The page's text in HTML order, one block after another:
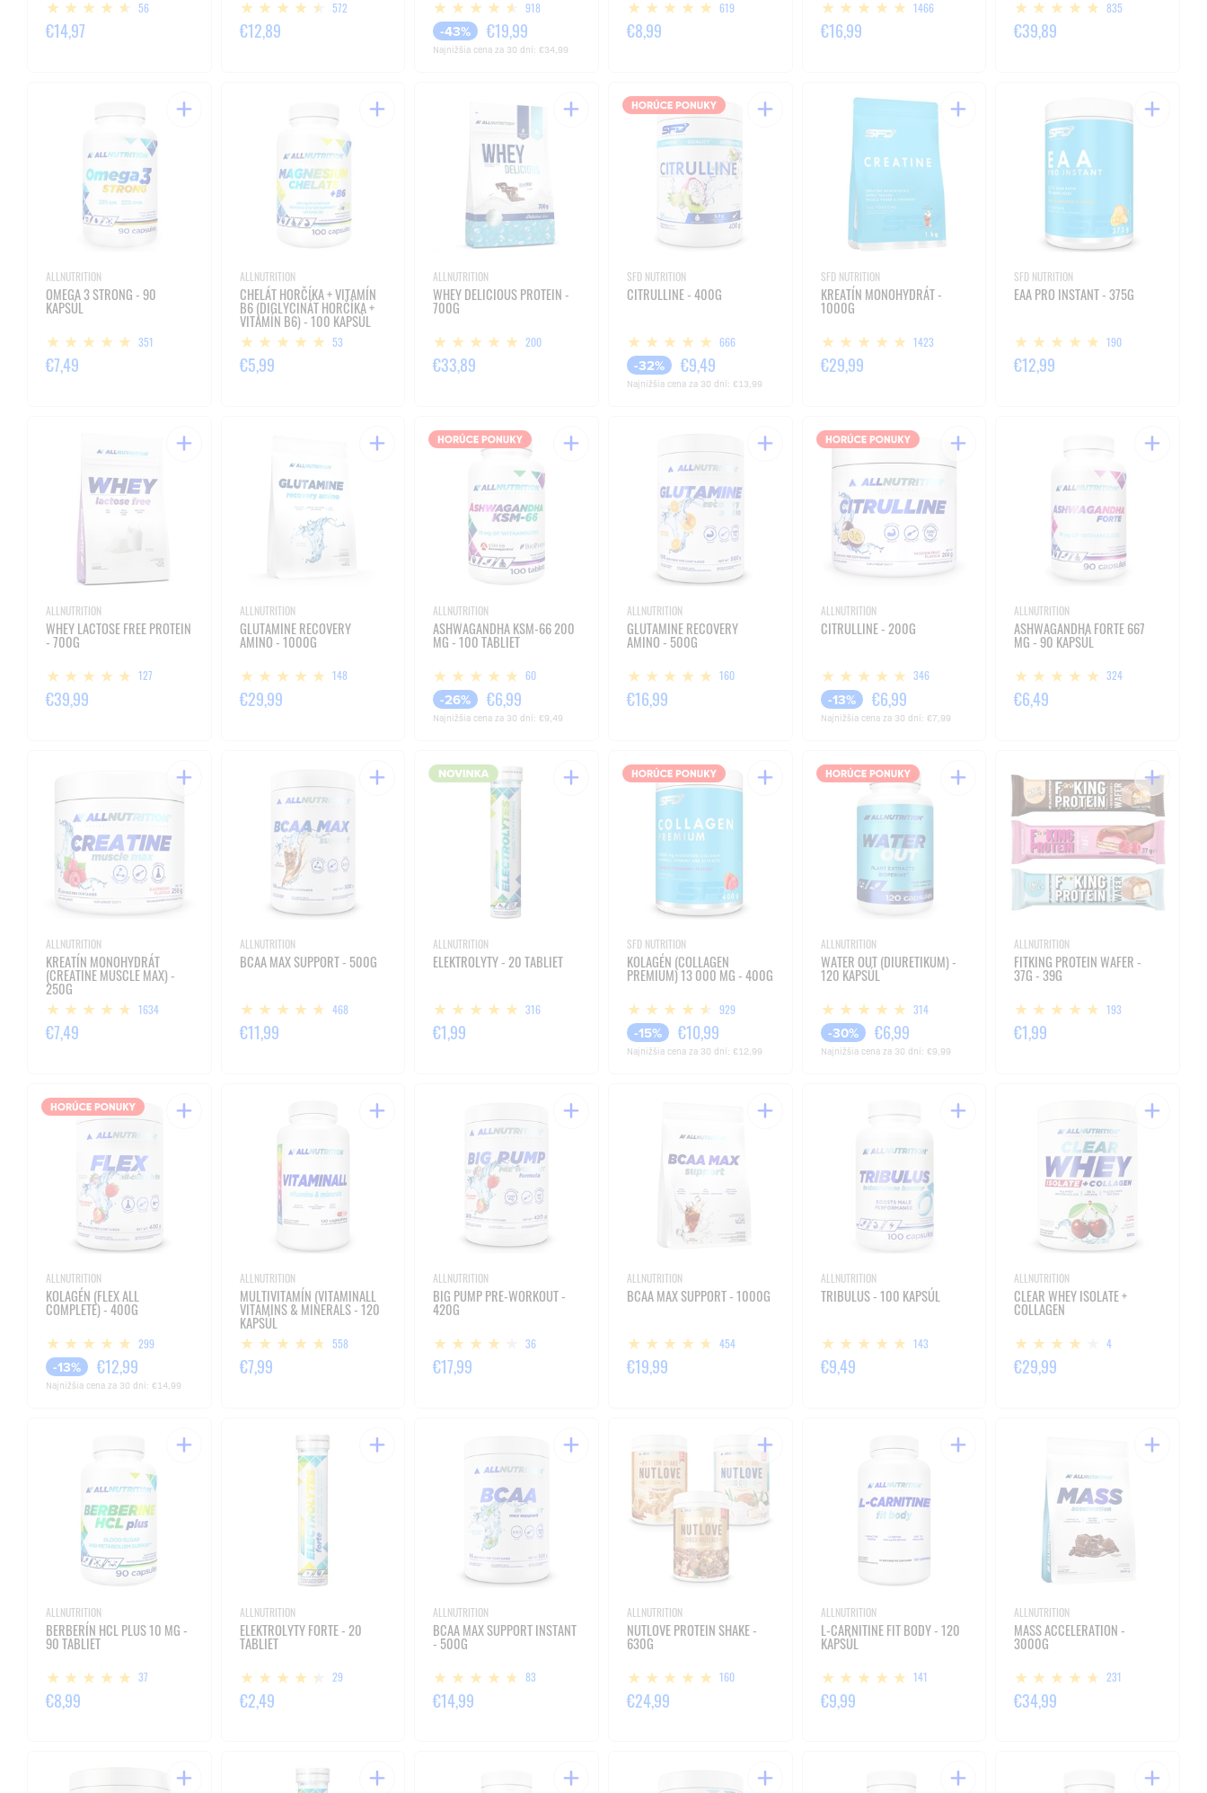
56
€14,97
572
€12,89
918
-43% €19,99
Najnižšia cena za 30 dní: €34,99
619
€8,99
1466
€16,99
835
€39,89
ALLNUTRITION
OMEGA 3 STRONG - 90
KAPSÚL
351
€7,49
ALLNUTRITION
CHELÁT HORČÍKA + VITAMÍN
B6 (DIGLYCINÁT HORČÍKA +
VITAMÍN B6) - 100 KAPSÚL
53
€5,99
ALLNUTRITION
WHEY DELICIOUS PROTEIN -
700G
200
€33,89
SFD NUTRITION
CITRULLINE - 400G
666
-32% €9,49
Najnižšia cena za 30 dní: €13,99
SFD NUTRITION
KREATÍN MONOHYDRÁT -
1000G
1423
€29,99
SFD NUTRITION
EAA PRO INSTANT - 375G
190
€12,99
ALLNUTRITION
WHEY LACTOSE FREE PROTEIN
- 700G
127
€39,99
ALLNUTRITION
GLUTAMINE RECOVERY
AMINO - 1000G
148
€29,99
ALLNUTRITION
ASHWAGANDHA KSM-66 200
MG - 100 TABLIET
60
-26% €6,99
Najnižšia cena za 30 dní: €9,49
ALLNUTRITION
GLUTAMINE RECOVERY
AMINO - 500G
160
€16,99
ALLNUTRITION
CITRULLINE - 200G
346
-13% €6,99
Najnižšia cena za 30 dní: €7,99
ALLNUTRITION
ASHWAGANDHA FORTE 667
MG - 90 KAPSÚL
324
€6,49
ALLNUTRITION
KREATÍN MONOHYDRÁT
(CREATINE MUSCLE MAX) -
250G
1634
€7,49
ALLNUTRITION
BCAA MAX SUPPORT - 500G
468
€11,99
ALLNUTRITION
ELEKTROLYTY - 20 TABLIET
316
€1,99
SFD NUTRITION
KOLAGÉN (COLLAGEN
PREMIUM) 13 000 MG - 400G
929
-15% €10,99
Najnižšia cena za 30 dní: €12,99
ALLNUTRITION
WATER OUT (DIURETIKUM) -
120 KAPSÚL
314
-30% €6,99
Najnižšia cena za 30 dní: €9,99
ALLNUTRITION
FITKING PROTEIN WAFER -
37G - 39G
193
€1,99
ALLNUTRITION
KOLAGÉN (FLEX ALL
COMPLETE) - 400G
299
-13% €12,99
Najnižšia cena za 30 dní: €14,99
ALLNUTRITION
MULTIVITAMÍN (VITAMINALL
VITAMINS & MINERALS - 120
KAPSÚL
558
€7,99
ALLNUTRITION
BIG PUMP PRE-WORKOUT -
420G
36
€17,99
ALLNUTRITION
BCAA MAX SUPPORT - 1000G
454
€19,99
ALLNUTRITION
TRIBULUS - 100 KAPSÚL
143
€9,49
ALLNUTRITION
CLEAR WHEY ISOLATE +
COLLAGEN
4
€29,99
ALLNUTRITION
BERBERÍN HCL PLUS 10 MG -
90 TABLIET
37
€8,99
ALLNUTRITION
ELEKTROLYTY FORTE - 20
TABLIET
29
€2,49
ALLNUTRITION
BCAA MAX SUPPORT INSTANT
- 500G
83
€14,99
ALLNUTRITION
NUTLOVE PROTEIN SHAKE -
630G
160
€24,99
ALLNUTRITION
L-CARNITINE FIT BODY - 120
KAPSÚL
141
€9,99
ALLNUTRITION
MASS ACCELERATION -
3000G
231
€34,99